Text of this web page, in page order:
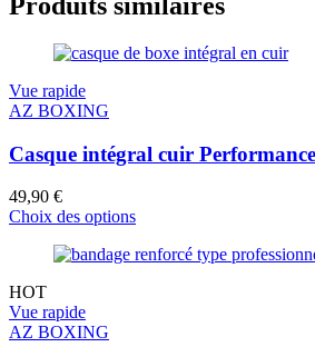
Vue rapide
AZ BOXING
Casque intégral cuir Performance
49,90 €
Choix des options
HOT
Vue rapide
AZ BOXING